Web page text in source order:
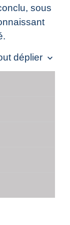
sous
déplier keyboard_arrow_down